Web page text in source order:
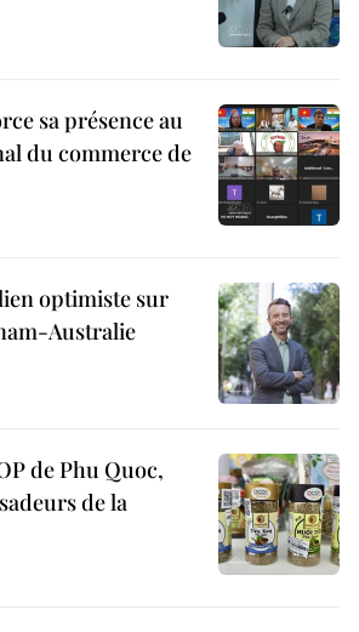
sa présence au
du commerce de
optimiste sur
Australie
de Phu Quoc,
de la